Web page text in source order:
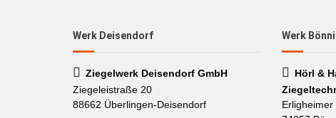
Werk Deisendorf
Ziegelwerk Deisendorf GmbH
Ziegeleistraße 20
88662 Überlingen-Deisendorf
Werk
Hörl &
Erligheimer